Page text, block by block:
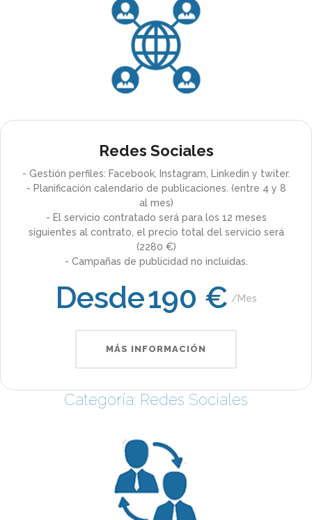
Redes Sociales
- Gestión perfiles: Facebook, Instagram, Linkedin y twiter.
- Planificación calendario de publicaciones. (entre 4 y 8
al mes)
- El servicio contratado será para los 12 meses
siguientes al contrato, el precio total del servicio será
(2280 €)
- Campañas de publicidad no incluidas.
Desde190 € Mes
MÁS INFORMACIÓN
Categoría: Redes Sociales